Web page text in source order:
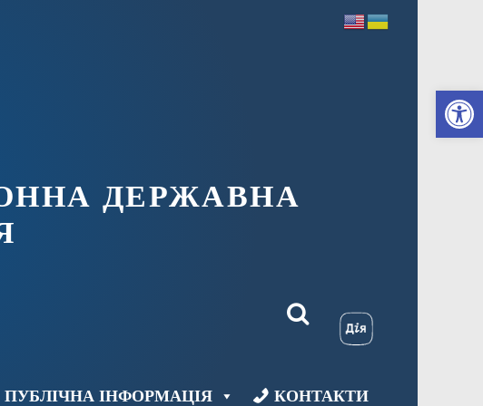
ДЕРЖАВНА
ПУБЛІЧНА ІНФОРМАЦІЯ КОНТАКТИ